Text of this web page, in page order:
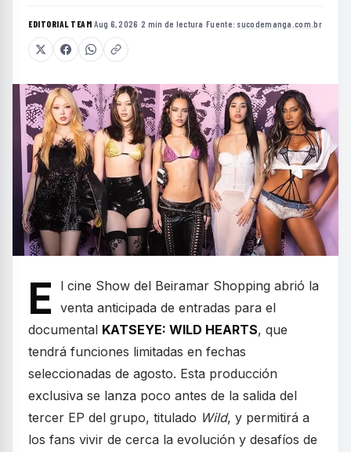
EDITORIAL TEAM·Aug 6, 2026 ·2 min de lectura ·Fuente: sucodemanga.com.br
E
l cine Show del Beiramar Shopping abrió la
venta anticipada de entradas para el
documental KATSEYE: WILD HEARTS, que
tendrá funciones limitadas en fechas
seleccionadas de agosto. Esta producción
exclusiva se lanza poco antes de la salida del
tercer EP del grupo, titulado Wild, y permitirá a
los fans vivir de cerca la evolución y desafíos de